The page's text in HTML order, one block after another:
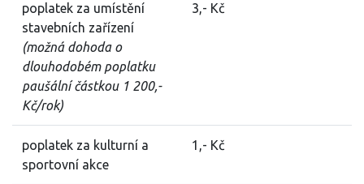
poplatek za umístění
stavebních zařízení
(možná dohoda o
dlouhodobém poplatku
paušální částkou 1 200,-
Kč/rok)
3,- Kč
poplatek za kulturní a
sportovní akce
1,- Kč